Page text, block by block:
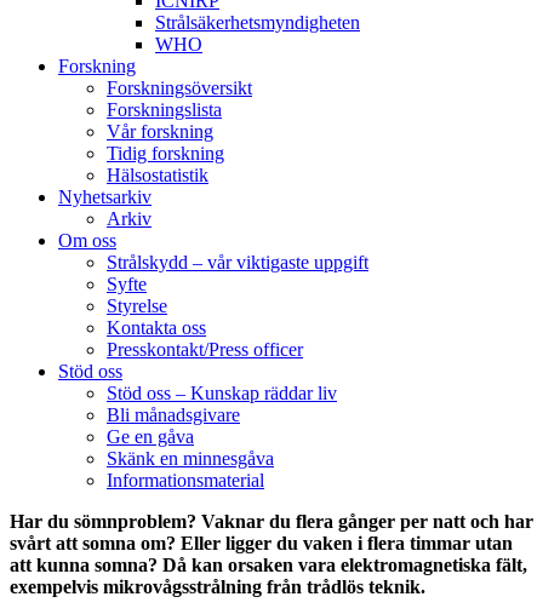
Strålsäkerhetsmyndigheten
WHO
Forskning
Forskningsöversikt
Forskningslista
Vår forskning
Tidig forskning
Hälsostatistik
Nyhetsarkiv
Arkiv
Om oss
Strålskydd – vår viktigaste uppgift
Syfte
Styrelse
Kontakta oss
Presskontakt/Press officer
Stöd oss
Stöd oss – Kunskap räddar liv
Bli månadsgivare
Ge en gåva
Skänk en minnesgåva
Informationsmaterial
Har du sömnproblem? Vaknar du flera gånger per natt och har
svårt att somna om? Eller ligger du vaken i flera timmar utan
att kunna somna? Då kan orsaken vara elektromagnetiska fält,
exempelvis mikrovågsstrålning från trådlös teknik.